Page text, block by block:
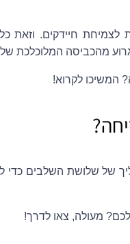
חיידקים. וזאת
מהכביסה המלוכלכת
המשיכו לקרוא!
שלושת השלבים כדי
מעולה, צאו לדרך!